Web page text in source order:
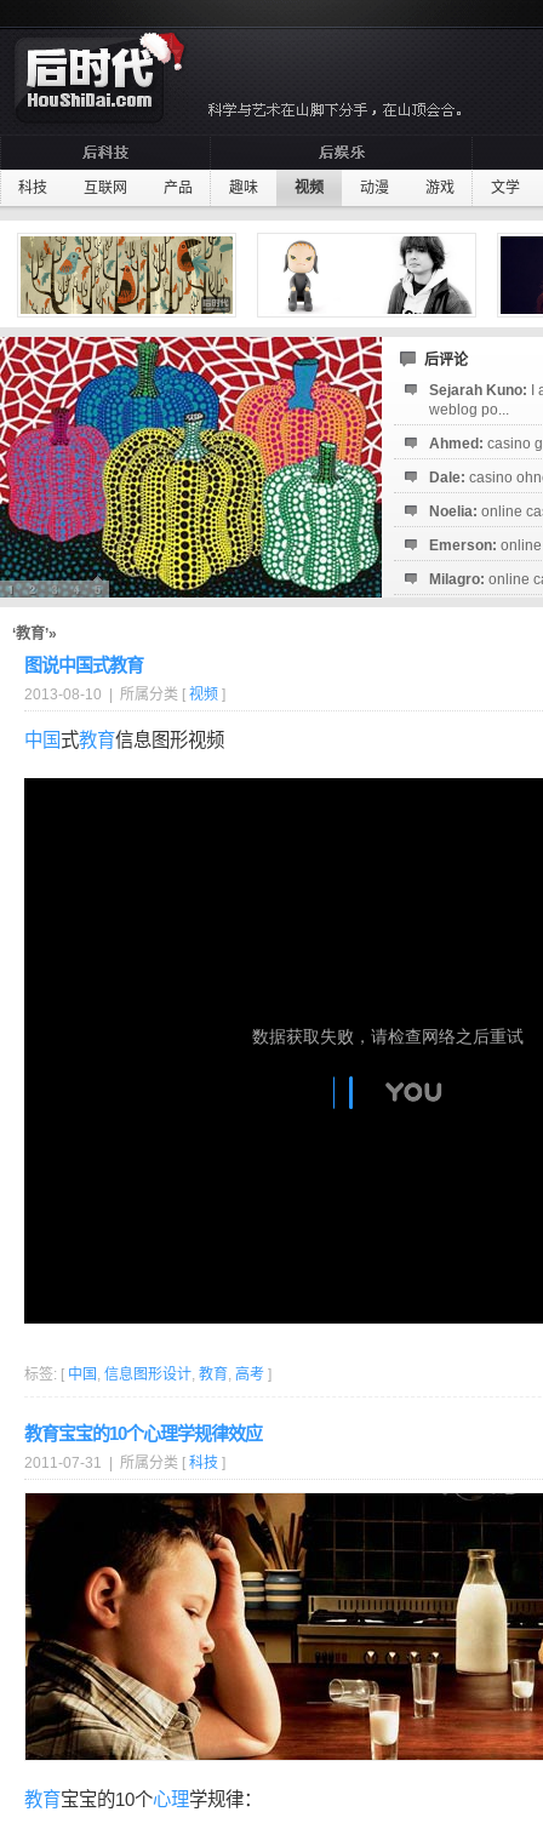
科技 互联网 产品 趣味 视频 动漫 游戏 文学
后评论
Sejarah Kuno:
weblog po...
Ahmed: casino
Dale: casino
Noelia: online
Emerson:
Milagro: online
‘教育’»
图说中国式教育
2013-08-10 | 所属分类 [ 视频 ]
中国式教育信息图形视频
标签: [ 中国 , 信息图形设计, 教育, 高考 ]
教育宝宝的10个心理学规律效应
2011-07-31 | 所属分类 [ 科技 ]
教育宝宝的10个心理学规律：